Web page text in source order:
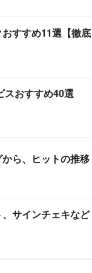
すすめ11選【徹底
スおすすめ40選
ら、ヒットの推移
サインチェキなど